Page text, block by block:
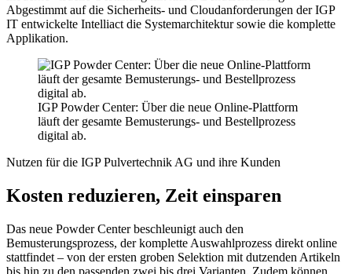
Abgestimmt auf die Sicherheits- und Cloudanforderungen der IGP
IT entwickelte Intelliact die Systemarchitektur sowie die komplette
Applikation.
IGP Powder Center: Über die neue Online-Plattform
läuft der gesamte Bemusterungs- und Bestellprozess
digital ab.
Nutzen für die IGP Pulvertechnik AG und ihre Kunden
Kosten reduzieren, Zeit einsparen
Das neue Powder Center beschleunigt auch den
Bemusterungsprozess, der komplette Auswahlprozess direkt online
stattfindet – von der ersten groben Selektion mit dutzenden Artikeln
bis hin zu den passenden zwei bis drei Varianten. Zudem können